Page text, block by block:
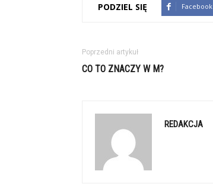
PODZIEL SIĘ Facebook
Poprzedni artykuł
CO TO ZNACZY W M?
REDAKCJA